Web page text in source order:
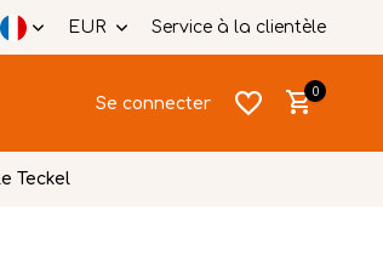
EUR Service à la clientèle
Se connecter
0
Teckel